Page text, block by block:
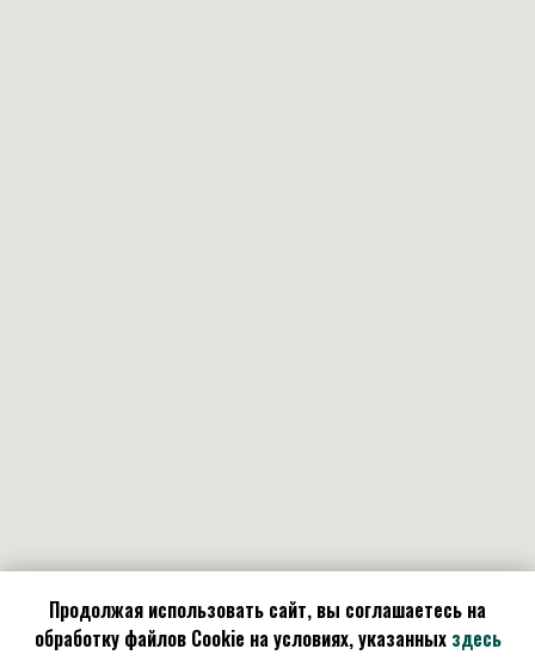
Продолжая использовать сайт, вы соглашаетесь на
обработку файлов Cookie на условиях, указанных здесь